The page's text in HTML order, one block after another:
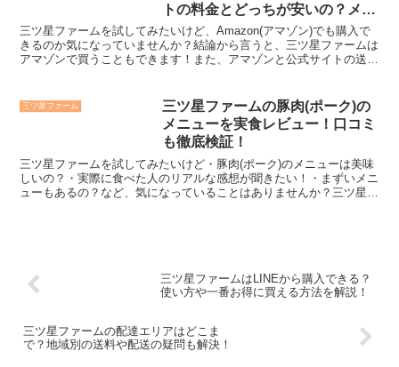
トの料金とどっちが安いの？メリ
ットやデメリットも解説！
三ツ星ファームを試してみたいけど、Amazon(アマゾン)でも購入で
きるのか気になっていませんか？結論から言うと、三ツ星ファームは
アマゾンで買うこともできます！また、アマゾンと公式サイトの送料
三ツ星ファーム
三ツ星ファームの豚肉(ポーク)の
メニューを実食レビュー！口コミ
も徹底検証！
三ツ星ファームを試してみたいけど・豚肉(ポーク)のメニューは美味
しいの？・実際に食べた人のリアルな感想が聞きたい！・まずいメニ
ューもあるの？など、気になっていることはありませんか？三ツ星フ
三ツ星ファームはLINEから購入できる？
使い方や一番お得に買える方法を解説！
三ツ星ファームの配達エリアはどこま
で？地域別の送料や配送の疑問も解決！